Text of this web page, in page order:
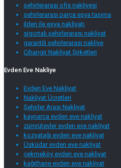
şehirlerarası ofis nakliyesi
şehirlerarası parça eşya taşıma
ilden ile eşya nakliyatı
sigortalı şehirlerarası nakliyat
garantili şehirlerarası nakliye
Cihangir Nakliyat Şirketleri
Evden Eve Nakliye
Evden Eve Nakliyat
Nakliyat Ücretleri
Şehirler Arası Nakliyat
kaynarca evden eve nakliyat
zümrütevler evden eve nakliyat
kozyatağı evden eve nakliyat
Üsküdar evden eve nakliyat
çekmeköy evden eve nakliyat
kağıthane evden eve nakliyat